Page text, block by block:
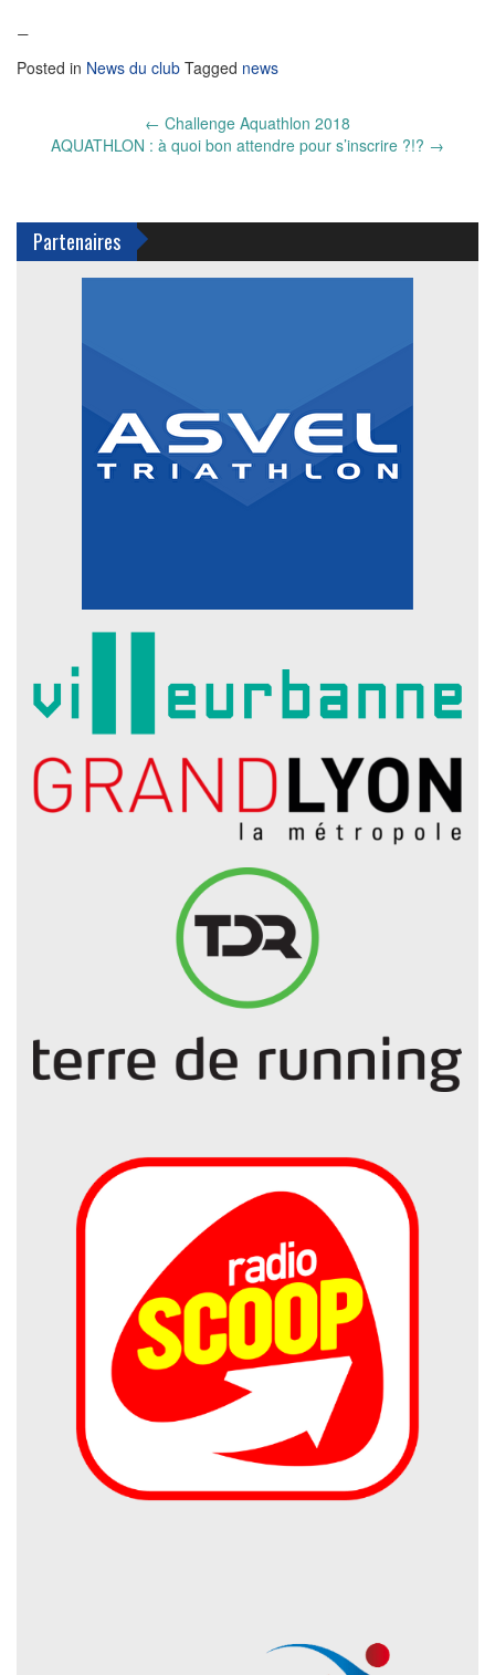
—
Posted in News du club Tagged news
Post ← Challenge Aquathlon 2018
AQUATHLON : à quoi bon attendre pour s’inscrire ?!? →
Partenaires